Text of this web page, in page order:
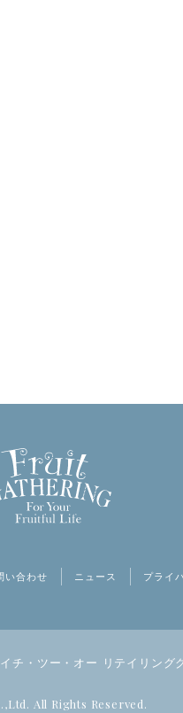
い合わせ ニュース プライ
チ・ツー・オー リテイリング
All Rights Reserved.